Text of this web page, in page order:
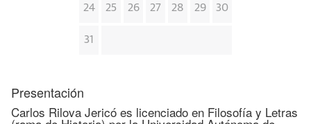
24 25 26 27 28 29 30
31
Presentación
Carlos Rilova Jericó es licenciado en Filosofía y Letras